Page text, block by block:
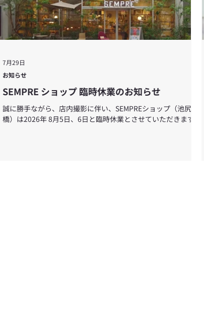
SEMPRE ショップ 臨時休業のお知らせ
誠に勝手ながら、店内撮影に伴い、SEMPREショップ（池尻大
橋）は2026年 8月5日、6日と臨時休業とさせていただきます。
お知らせ
7月29日